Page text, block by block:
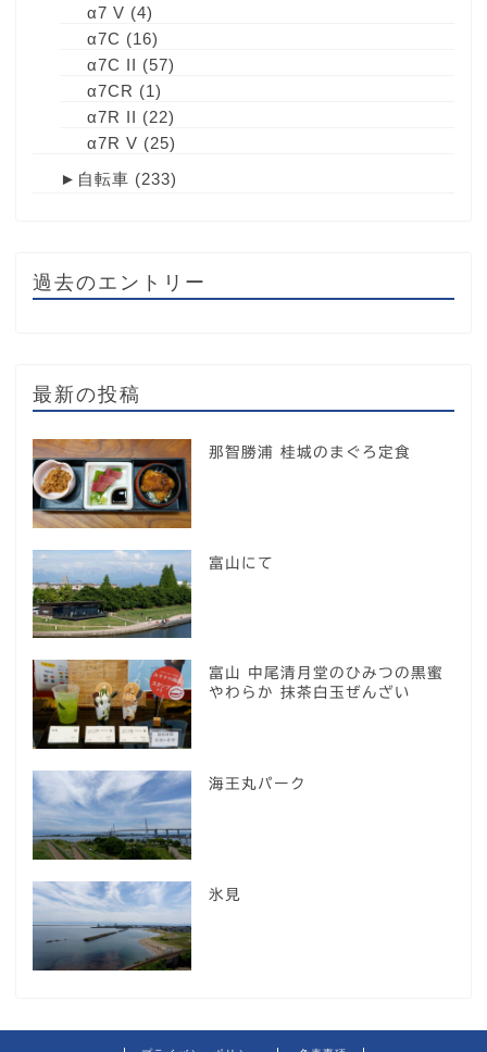
α7 V (4)
α7C (16)
α7C II (57)
α7CR (1)
α7R II (22)
α7R V (25)
► 自転車 (233)
過去のエントリー
最新の投稿
那智勝浦 桂城のまぐろ定食
富山にて
富山 中尾清月堂のひみつの黒蜜
やわらか 抹茶白玉ぜんざい
海王丸パーク
氷見